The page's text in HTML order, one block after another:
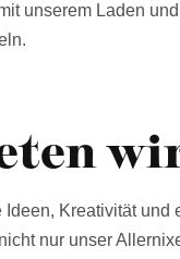
unserem Laden
Ideen, Kreativität
nur unser